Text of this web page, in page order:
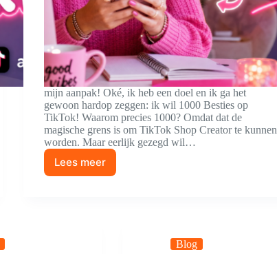
mijn aanpak! Oké, ik heb een doel en ik ga het
gewoon hardop zeggen: ik wil 1000 Besties op
TikTok! Waarom precies 1000? Omdat dat de
magische grens is om TikTok Shop Creator te kunnen
worden. Maar eerlijk gezegd wil…
Lees meer
Zo
Blog